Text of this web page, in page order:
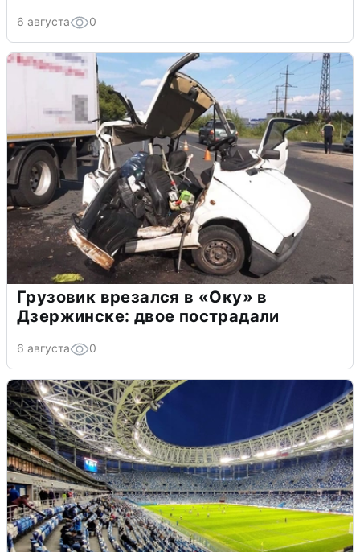
6 августа 0
Грузовик врезался в «Оку» в
Дзержинске: двое пострадали
6 августа 0